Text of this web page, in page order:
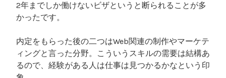
2年までしか働けないビザというと断られることが多
かったです。
内定をもらった後の二つはWeb関連の制作やマーケテ
ィングと言った分野。こういうスキルの需要は結構あ
るので、経験がある人は仕事は見つかるかなという印